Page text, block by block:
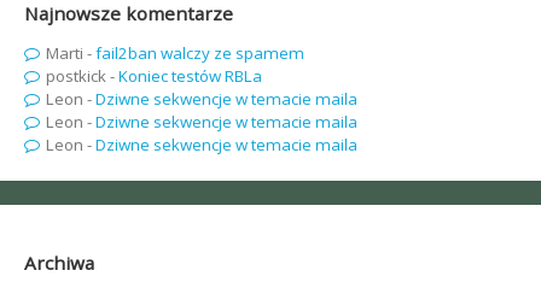
Najnowsze komentarze
Marti -fail2ban walczy ze spamem
postkick-Koniec testów RBLa
Leon -Dziwne sekwencje w temacie maila
Leon -Dziwne sekwencje w temacie maila
Leon -Dziwne sekwencje w temacie maila
Archiwa